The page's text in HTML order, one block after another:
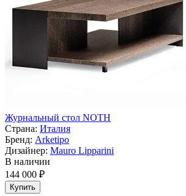
Журнальный стол NOTH
Страна: Италия
Бренд: Arketipo
Дизайнер: Mauro Lipparini
В наличии
144 000 ₽
Купить